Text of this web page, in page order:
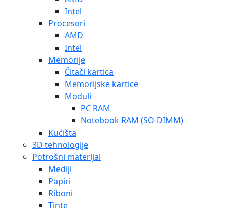
Intel
Procesori
AMD
Intel
Memorije
Čitači kartica
Memorijske kartice
Moduli
PC RAM
Notebook RAM (SO-DIMM)
Kućišta
3D tehnologije
Potrošni materijal
Mediji
Papiri
Riboni
Tinte